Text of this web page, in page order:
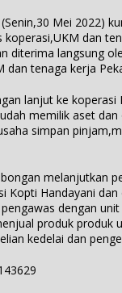
Mei 2022)
koperasi,UKM dan
diterima langsung
dan tenaga kerja
lanjut ke koperasi
memilik aset
simpan
melanjutkan
Kopti Handayani
dengan
produk produk
kedelai dan